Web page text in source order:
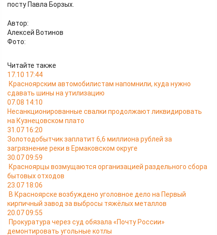
посту Павла Борзых.
Автор:
Алексей Вотинов
Фото:
Читайте также
17.10 17:44
Красноярским автомобилистам напомнили, куда нужно
сдавать шины на утилизацию
07.08 14:10
Несанкционированные свалки продолжают ликвидировать
на Кузнецовском плато
31.07 16:20
Золотодобытчик заплатит 6,6 миллиона рублей за
загрязнение реки в Ермаковском округе
30.07 09:59
Красноярцы возмущаются организацией раздельного сбора
бытовых отходов
23.07 18:06
В Красноярске возбуждено уголовное дело на Первый
кирпичный завод за выбросы тяжёлых металлов
20.07 09:55
Прокуратура через суд обязала «Почту России»
демонтировать угольные котлы